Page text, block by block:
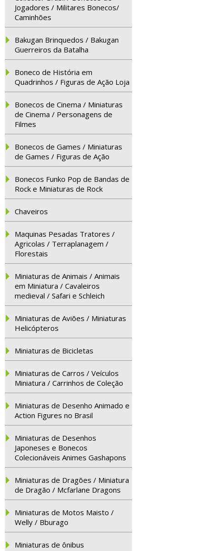
Jogadores / Militares Bonecos/
Caminhões
Bakugan Brinquedos / Bakugan
Guerreiros da Batalha
Boneco de História em
Quadrinhos / Figuras de Ação Loja
Bonecos de Cinema / Miniaturas
de Cinema / Personagens de
Filmes
Bonecos de Games / Miniaturas
de Games / Figuras de Ação
Bonecos Funko Pop de Bandas de
Rock e Miniaturas de Rock
Chaveiros
Maquinas Pesadas Tratores /
Agricolas / Terraplanagem /
Florestais
Miniaturas de Animais / Animais
em Miniatura / Cavaleiros
medieval / Safari e Schleich
Miniaturas de Aviões / Miniaturas
Helicópteros
Miniaturas de Bicicletas
Miniaturas de Carros / Veículos
Miniatura / Carrinhos de Coleção
Miniaturas de Desenho Animado e
Action Figures no Brasil
Miniaturas de Desenhos
Japoneses e Bonecos
Colecionáveis Animes Gashapons
Miniaturas de Dragões / Miniatura
de Dragão / Mcfarlane Dragons
Miniaturas de Motos Maisto /
Welly / Bburago
Miniaturas de ônibus